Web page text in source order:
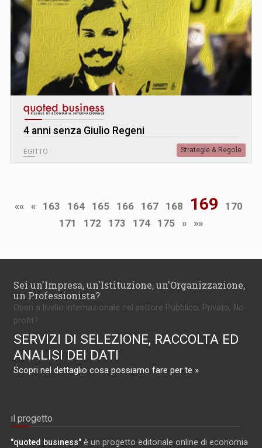
4 anni senza Giulio Regeni
EGITTO Strategie & Regole
«« « 163 164 165 166 167 168 169
170
171
172 173 174 175 » »»
Sei un'Impresa, un'Istituzione, un'Organizzazione,
un Professionista?
Operi a livello internazionale nel settore Pubblico, Privato, No-
profit?
SERVIZI DI SELEZIONE, RACCOLTA ED
ANALISI DEI DATI
Scopri nel dettaglio cosa possiamo fare per te »
il progetto
"quoted business" è un progetto editoriale online di economia